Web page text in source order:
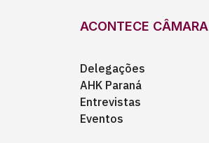
ACONTECE CÂMARA
Delegações
AHK Paraná
Entrevistas
Eventos